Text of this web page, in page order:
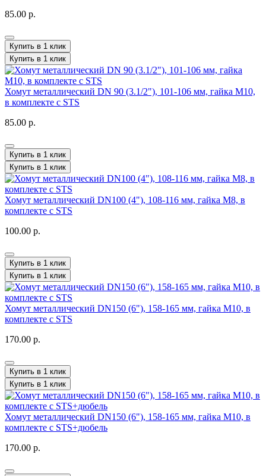
85.00 р.
Купить в 1 клик
Купить в 1 клик
Хомут металлический DN 90 (3.1/2"), 101-106 мм, гайка М10,
в комплекте с STS
85.00 р.
Купить в 1 клик
Купить в 1 клик
Хомут металлический DN100 (4"), 108-116 мм, гайка М8, в
комплекте с STS
100.00 р.
Купить в 1 клик
Купить в 1 клик
Хомут металлический DN150 (6"), 158-165 мм, гайка М10, в
комплекте с STS
170.00 р.
Купить в 1 клик
Купить в 1 клик
Хомут металлический DN150 (6"), 158-165 мм, гайка М10, в
комплекте с STS+дюбель
170.00 р.